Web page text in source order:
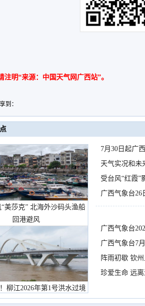
注明“来源：中国天气网广西站”。
到：
美莎克” 北海外沙码头渔船
回港避风
柳江2026年第1号洪水过境
民在堤岸见证汛况
7月30日起广
天气实况和未
受台风“红霞”
有较强降雨
广西气象台26
广西气象台
预警
广西气象台7
阵雨初歇 钦
珍爱生命 远